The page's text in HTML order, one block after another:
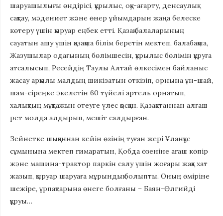
шаруашылығы өндірісі, құрылыс, оқу-ағарту, денсаулық
сақтау, мәдениет және өнер ұйымдарын жаңа белеске
көтеру үшін қыруар еңбек етті. Қазақ балаларының
сауатын ашу үшін қазақша білім беретін мектеп, балабақша,
Жазушылар одағының бөлімшесін, құрылыс бөлімін құруға
атсалысып, Ресейдің Таулы Алтай өлкесімен байланыс
жасау арқылы малдың шикізатын өткізіп, орнына ұн-шай,
шам-сіреңке әкелетін 60 түйелі артель орнатып,
халықтың мұқтажын өтеуге үлес қосқан. Қазақстаннан алғаш
рет молда алдырып, мешіт салдырған.
Зейнетке шыққаннан кейін өзінің туған жері Ұланқұс
сұмынына мектеп ғимаратын, Қобда өзеніне ағаш көпір
және машина-трактор паркін салу үшін жоғары жаққа хат
жазып, қыруар шаруаға мұрындық болыпты. Оның өміріне
шежіре, ұрпақтарына өнеге болғаны – Баян-Өлгийді
құруы…